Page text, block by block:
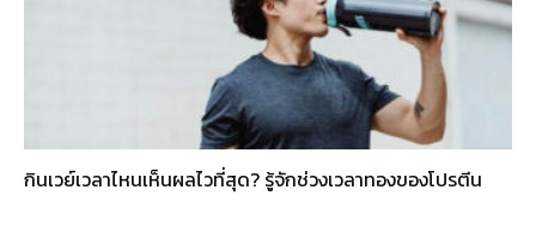
กินเวย์เวลาไหนเห็นผลไวที่สุด? รู้จักช่วงเวลาทองของโปรตีน